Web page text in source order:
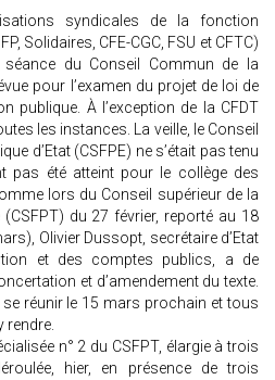
syndicales de la fonction
Solidaires, CFE-CGC, FSU et CFTC)
du Conseil Commun de la
pour l’examen du projet de loi de
publique. À l’exception de la CFDT
les instances. La veille, le Conseil
d’Etat (CSFPE) ne s’était pas tenu
pas été atteint pour le collège des
lors du Conseil supérieur de la
du 27 février, reporté au 18
Olivier Dussopt, secrétaire d’Etat
et des comptes publics, a de
et d’amendement du texte.
réunir le 15 mars prochain et tous
rendre.
n° 2 du CSFPT, élargie à trois
hier, en présence de trois